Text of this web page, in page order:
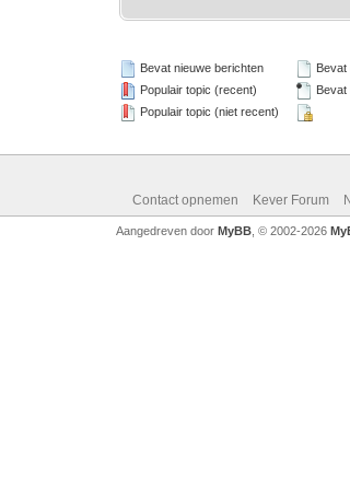
Bevat nieuwe berichten
Populair topic (recent)
Populair topic (niet recent)
Bevat
Bevat
Contact opnemen Kever Forum
Aangedreven door MyBB, © 2002-2026